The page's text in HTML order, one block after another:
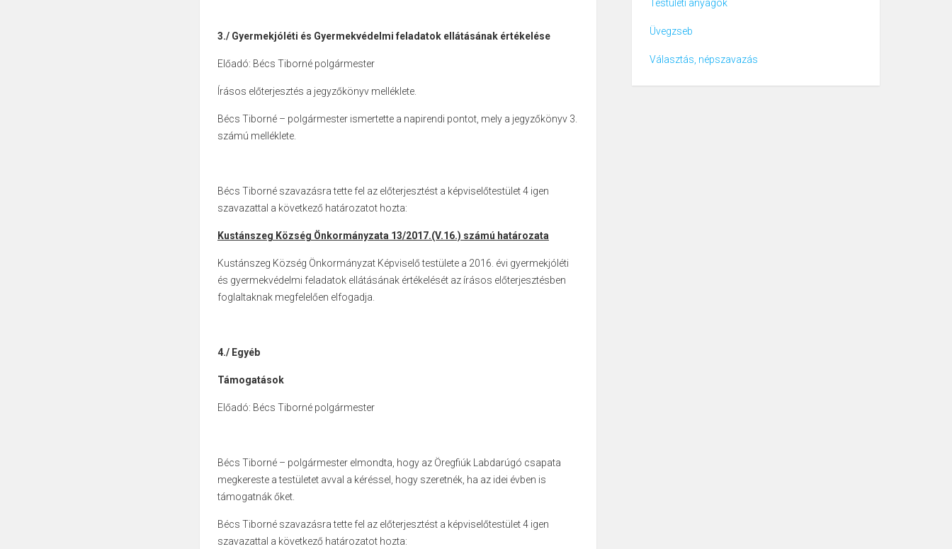
3./ Gyermekjóléti és Gyermekvédelmi feladatok ellátásának értékelése
Előadó: Bécs Tiborné polgármester
Írásos előterjesztés a jegyzőkönyv melléklete.
Bécs Tiborné – polgármester ismertette a napirendi pontot, mely a jegyzőkönyv 3.
számú melléklete.
Bécs Tiborné szavazásra tette fel az előterjesztést a képviselőtestület 4 igen
szavazattal a következő határozatot hozta:
Kustánszeg Község Önkormányzata 13/2017.(V.16.) számú határozata
Kustánszeg Község Önkormányzat Képviselő testülete a 2016. évi gyermekjóléti
és gyermekvédelmi feladatok ellátásának értékelését az írásos előterjesztésben
foglaltaknak megfelelően elfogadja.
4./ Egyéb
Támogatások
Előadó: Bécs Tiborné polgármester
Bécs Tiborné – polgármester elmondta, hogy az Öregfiúk Labdarúgó csapata
megkereste a testületet avval a kéréssel, hogy szeretnék, ha az idei évben is
támogatnák őket.
Bécs Tiborné szavazásra tette fel az előterjesztést a képviselőtestület 4 igen
szavazattal a következő határozatot hozta:
Testületi anyagok
Üvegzseb
Választás, népszavazás